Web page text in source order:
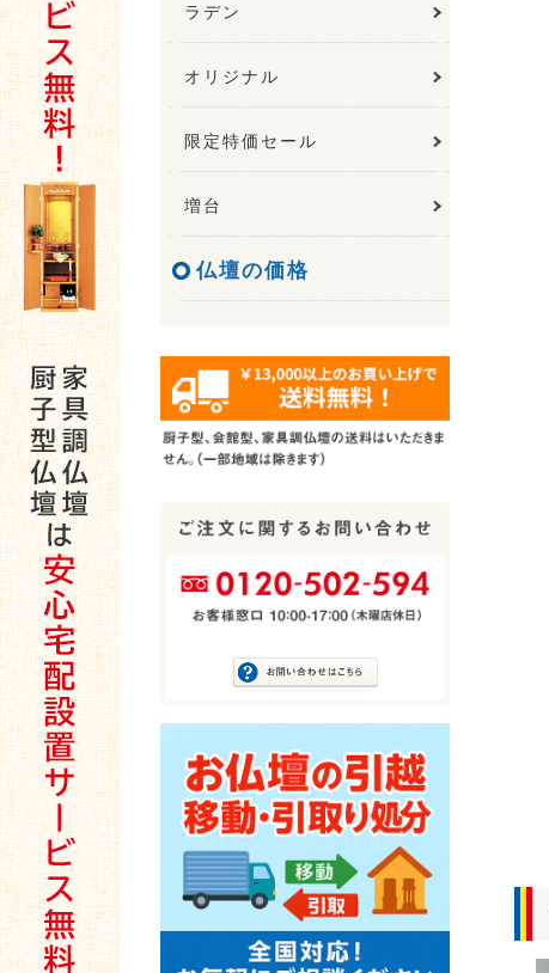
ラデン
オリジナル
限定特価セール
増台
仏壇の価格